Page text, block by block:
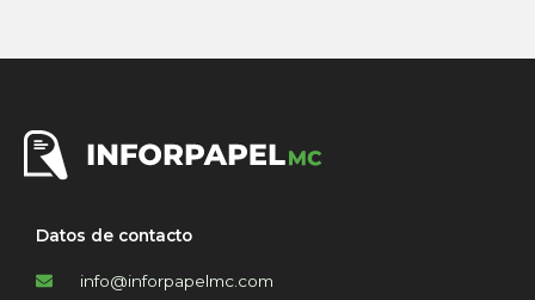
Datos de contacto
info@inforpapelmc.com